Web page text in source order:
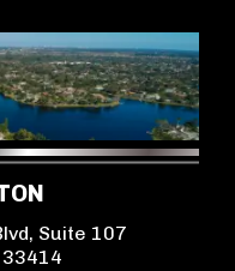
Suite 107
33414